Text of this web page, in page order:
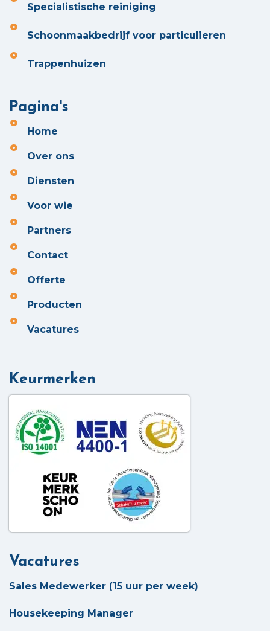
Specialistische reiniging
Schoonmaakbedrijf voor particulieren
Trappenhuizen
Pagina's
Home
Over ons
Diensten
Voor wie
Partners
Contact
Offerte
Producten
Vacatures
Keurmerken
Vacatures
Sales Medewerker (15 uur per week)
Housekeeping Manager